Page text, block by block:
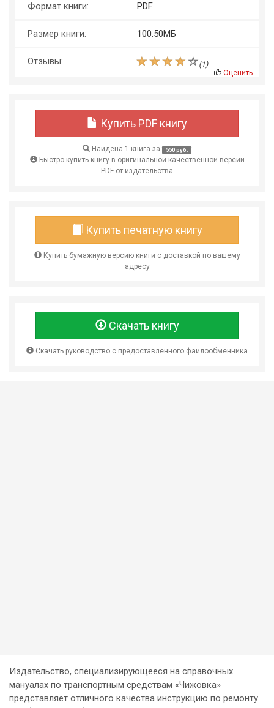
Формат книги: PDF
Размер книги: 100.50МБ
Отзывы: (1)
Оценить
Купить PDF книгу
Найдена 1 книга за 550 руб.
Быстро купить книгу в оригинальной качественной версии
PDF от издательства
Купить печатную книгу
Купить бумажную версию книги с доставкой по вашему
адресу
Скачать книгу
Скачать руководство с предоставленного файлообменника
Издательство, специализирующееся на справочных
мануалах по транспортным средствам «Чижовка»
представляет отличного качества инструкцию по ремонту